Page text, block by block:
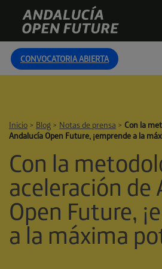
content
Andalucía
Open
Future
CONVOCATORIA ABIERTA
Inicio > Blog > Notas de prensa > Con la
Andalucía Open Future, ¡emprende a la
Con la
aceleración de
Open Future,
a la máxima